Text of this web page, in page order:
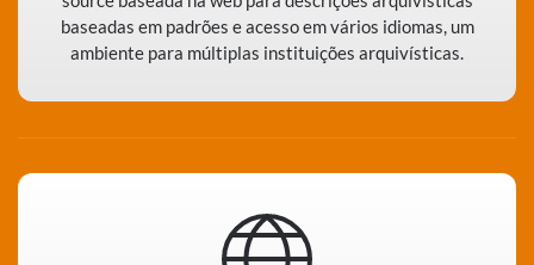
baseadas em padrões e acesso em vários idiomas, um
ambiente para múltiplas instituições arquivísticas.